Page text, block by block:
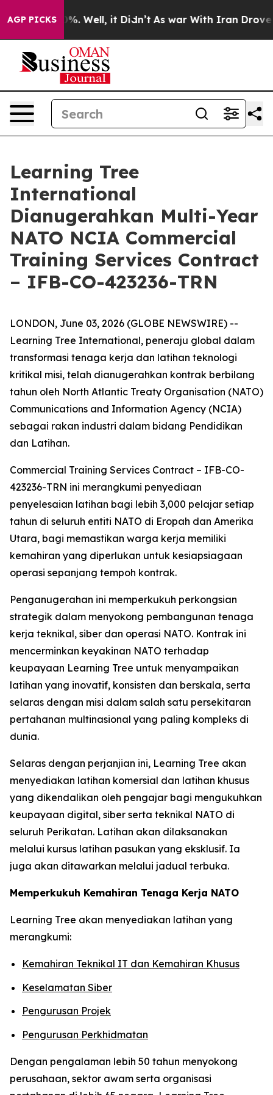
AGP PICKS
40%. Well, it Didn’t As war With Iran Drove oil
Learning Tree
International
Dianugerahkan Multi-Year
NATO NCIA Commercial
Training Services Contract
– IFB-CO-423236-TRN
LONDON, June 03, 2026 (GLOBE NEWSWIRE) --
Learning Tree International, peneraju global dalam
transformasi tenaga kerja dan latihan teknologi
kritikal misi, telah dianugerahkan kontrak berbilang
tahun oleh North Atlantic Treaty Organisation (NATO)
Communications and Information Agency (NCIA)
sebagai rakan industri dalam bidang Pendidikan
dan Latihan.
Commercial Training Services Contract – IFB-CO-
423236-TRN ini merangkumi penyediaan
penyelesaian latihan bagi lebih 3,000 pelajar setiap
tahun di seluruh entiti NATO di Eropah dan Amerika
Utara, bagi memastikan warga kerja memiliki
kemahiran yang diperlukan untuk kesiapsiagaan
operasi sepanjang tempoh kontrak.
Penganugerahan ini memperkukuh perkongsian
strategik dalam menyokong pembangunan tenaga
kerja teknikal, siber dan operasi NATO. Kontrak ini
mencerminkan keyakinan NATO terhadap
keupayaan Learning Tree untuk menyampaikan
latihan yang inovatif, konsisten dan berskala, serta
selaras dengan misi dalam salah satu persekitaran
pertahanan multinasional yang paling kompleks di
dunia.
Selaras dengan perjanjian ini, Learning Tree akan
menyediakan latihan komersial dan latihan khusus
yang dikendalikan oleh pengajar bagi mengukuhkan
keupayaan digital, siber serta teknikal NATO di
seluruh Perikatan. Latihan akan dilaksanakan
melalui kursus latihan pasukan yang eksklusif. Ia
juga akan ditawarkan melalui jadual terbuka.
Memperkukuh Kemahiran Tenaga Kerja NATO
Learning Tree akan menyediakan latihan yang
merangkumi:
Kemahiran Teknikal IT dan Kemahiran Khusus
Keselamatan Siber
Pengurusan Projek
Pengurusan Perkhidmatan
Dengan pengalaman lebih 50 tahun menyokong
perusahaan, sektor awam serta organisasi